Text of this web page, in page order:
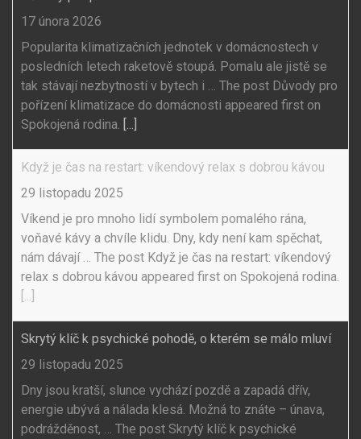
17 února 2026
Popularita klimatizačních jednotek v domácnostech v
posledních letech raketově stoupá. Pomalu ale jistě se
tak stávají nezbytností v bytech i … The post Důvody pro
pořízení klimatizace do domácnosti appeared first on
Spokojená rodina. [...]
Když je čas na restart: víkendový relax s dobrou kávou
29 listopadu 2025
Víkend je pro mnoho lidí symbolem pomalého rána,
voňavé kávy a chvíle klidu. Dny, kdy není kam spěchat,
nám dávají … The post Když je čas na restart: víkendový
relax s dobrou kávou appeared first on Spokojená rodina.
[...]
Skrytý klíč k psychické pohodě, o kterém se málo mluví
29 listopadu 2025
Dny jsou kratší, slunce vychází pozdě a zapadá dřív,
energie ubývá a nálada klesá. Možná to znáte – únava,
podrážděnost, … The post Skrytý klíč k psychické